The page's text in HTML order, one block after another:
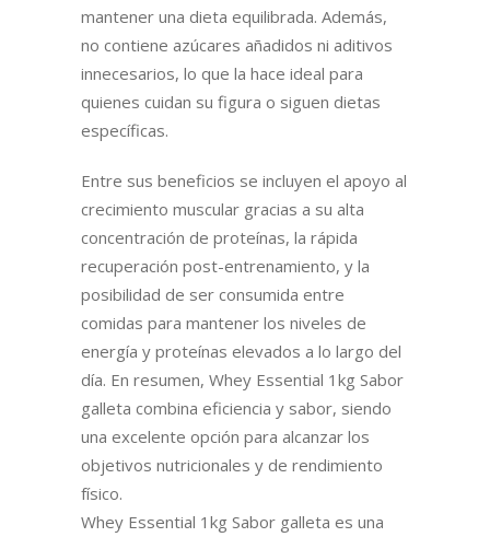
mantener una dieta equilibrada. Además,
no contiene azúcares añadidos ni aditivos
innecesarios, lo que la hace ideal para
quienes cuidan su figura o siguen dietas
específicas.
Entre sus beneficios se incluyen el apoyo al
crecimiento muscular gracias a su alta
concentración de proteínas, la rápida
recuperación post-entrenamiento, y la
posibilidad de ser consumida entre
comidas para mantener los niveles de
energía y proteínas elevados a lo largo del
día. En resumen, Whey Essential 1kg Sabor
galleta combina eficiencia y sabor, siendo
una excelente opción para alcanzar los
objetivos nutricionales y de rendimiento
físico.
Whey Essential 1kg Sabor galleta es una